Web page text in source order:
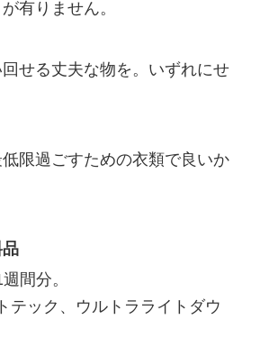
有りません。
せる丈夫な物を。いずれにせ
限過ごすための衣類で良いか
間分。
テック、ウルトラライトダウ